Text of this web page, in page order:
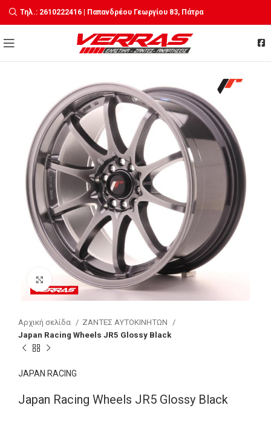
Τηλ.: 2610222416 | Παπανδρέου Γεωργίου 83, Πάτρα
Click to enlarge
Αρχική σελίδα
ΖΑΝΤΕΣ ΑΥΤΟΚΙΝΗΤΩΝ
Japan Racing Wheels JR5 Glossy Black
JAPAN RACING
Japan Racing Wheels JR5 Glossy Black